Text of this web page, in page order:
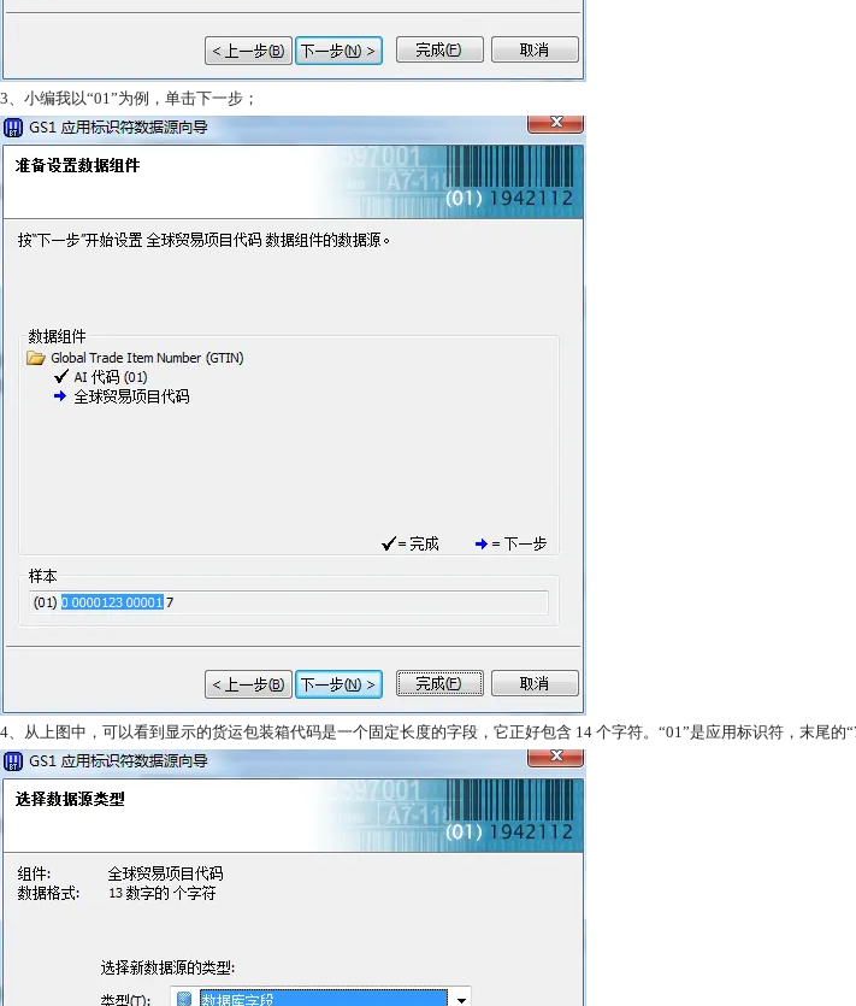
3、小编我以“01”为例，单击下一步；
4、从上图中，可以看到显示的货运包装箱代码是一个固定长度的字段，它正好包含 14 个字符。“01”是应用标识符，末尾的